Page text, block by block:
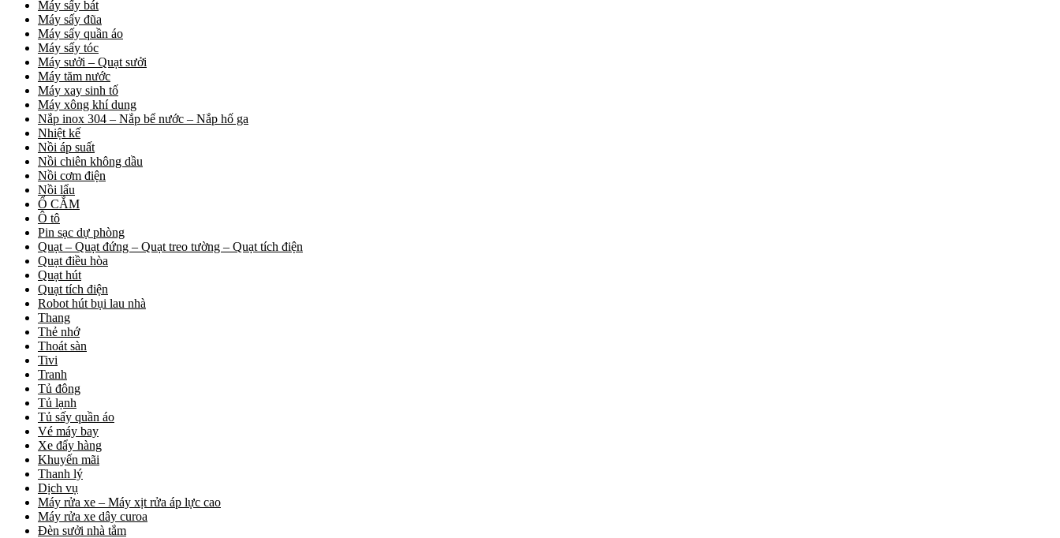
Máy sấy bát
Máy sấy đũa
Máy sấy quần áo
Máy sấy tóc
Máy sưởi – Quạt sưởi
Máy tăm nước
Máy xay sinh tố
Máy xông khí dung
Nắp inox 304 – Nắp bể nước – Nắp hố ga
Nhiệt kế
Nồi áp suất
Nồi chiên không dầu
Nồi cơm điện
Nồi lẩu
Ổ CẮM
Ô tô
Pin sạc dự phòng
Quạt – Quạt đứng – Quạt treo tường – Quạt tích điện
Quạt điều hòa
Quạt hút
Quạt tích điện
Robot hút bụi lau nhà
Thang
Thẻ nhớ
Thoát sàn
Tivi
Tranh
Tủ đông
Tủ lạnh
Tủ sấy quần áo
Vé máy bay
Xe đẩy hàng
Khuyến mãi
Thanh lý
Dịch vụ
Máy rửa xe – Máy xịt rửa áp lực cao
Máy rửa xe dây curoa
Đèn sưởi nhà tắm